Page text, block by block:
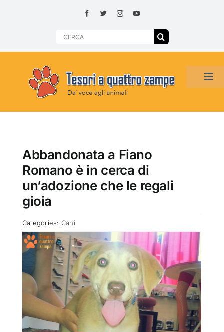
Search
HOME
SMARRITI O DA ADOTTARE
ATTUALITÀ
CHI SIAMO
Abbandonata a Fiano
Romano è in cerca di
un’adozione che le regali
gioia
Categories: Cani